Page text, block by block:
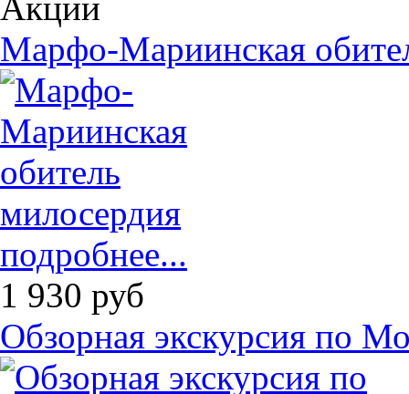
Марфо-Мариинская
подробнее...
1 930 руб
Обзорная экскурсия по